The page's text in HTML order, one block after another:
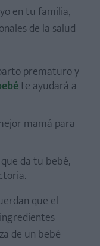
en tu familia,
de la salud
prematuro y
te ayudará a
mamá para
da tu bebé,
que el
de un bebé